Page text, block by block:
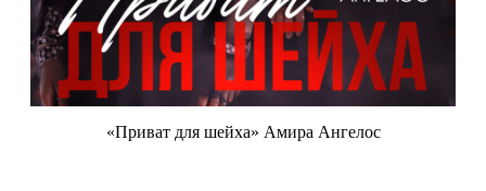
«Приват для шейха» Амира Ангелос